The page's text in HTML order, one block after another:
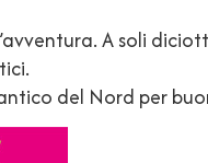
A soli
del Nord per